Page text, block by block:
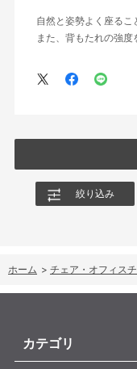
自然と姿勢よく座るこ
また、背もたれの強度
絞り込み
ホーム > チェア・オフィス
カテゴリ